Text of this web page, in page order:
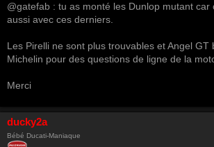
@gatefab : tu as monté les Dunlop mutant car
aussi avec ces derniers.
Les Pirelli ne sont plus trouvables et Angel GT
Michelin pour des questions de ligne de la
Merci
ducky2a
Bébé Ducati-Maniaque